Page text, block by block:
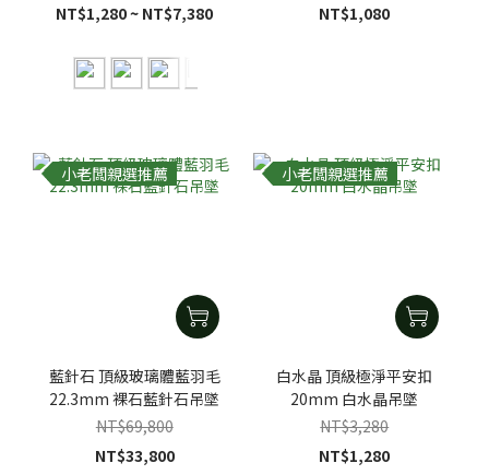
NT$1,280 ~ NT$7,380
NT$1,080
小老闆親選推薦
藍針石 頂級玻璃體藍羽毛
22.3mm 裸石藍針石吊墜
NT$69,800
NT$33,800
小老闆親選推薦
白水晶 頂級極淨平安扣
20mm 白水晶吊墜
NT$3,280
NT$1,280